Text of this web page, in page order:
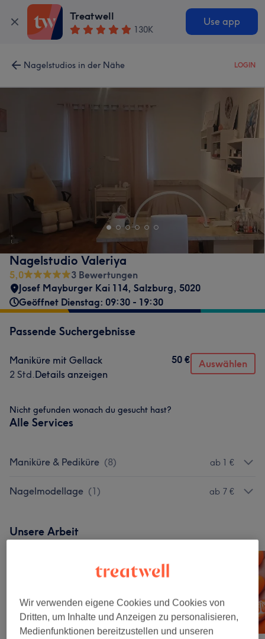
Treatwell
130K
Use app
Nagelstudios in der Nähe LOGIN
Nagelstudio Valeriya
5,0
3 Bewertungen
Josef Mayburger Kai 114, Salzburg, 5020
Geöffnet Dienstag: 09:30 - 19:30
Passende Suchergebnisse
Maniküre mit Gellack
2 Std.Details anzeigen
50 € Auswählen
Nicht gefunden wonach du gesucht hast?
Alle Services
Maniküre & Pediküre (8) ab 1 €
Nagelmodellage (1) ab 7 €
Unsere Arbeit
Wir verwenden eigene Cookies und Cookies von
Dritten, um Inhalte und Anzeigen zu personalisieren,
Medienfunktionen bereitzustellen und unseren